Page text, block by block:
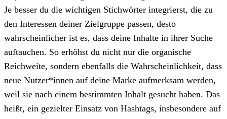
Je besser du die wichtigen Stichwörter integrierst, die zu
den Interessen deiner Zielgruppe passen, desto
wahrscheinlicher ist es, dass deine Inhalte in ihrer Suche
auftauchen. So erhöhst du nicht nur die organische
Reichweite, sondern ebenfalls die Wahrscheinlichkeit, dass
neue Nutzer*innen auf deine Marke aufmerksam werden,
weil sie nach einem bestimmten Inhalt gesucht haben. Das
heißt, ein gezielter Einsatz von Hashtags, insbesondere auf